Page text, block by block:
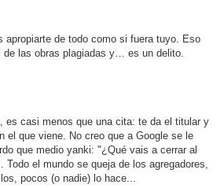
de todo como si fuera tuyo. Eso
de las obras plagiadas y… es un delito.
es casi menos que una cita: te da el titular y
el que viene. No creo que a Google se le
que medio yanki: "¿Qué vais a cerrar al
el mundo se queja de los agregadores,
pocos (o nadie) lo hace...